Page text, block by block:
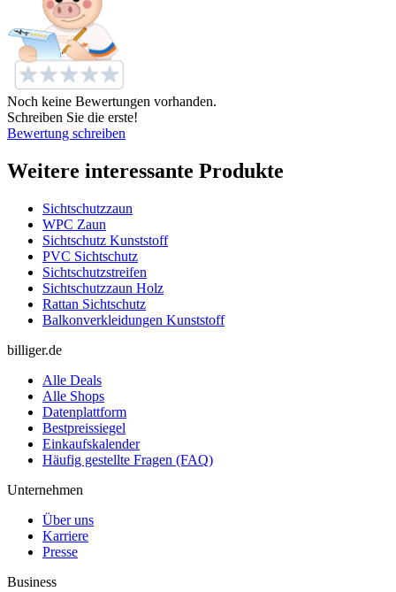
Noch keine Bewertungen vorhanden.
Schreiben Sie die erste!
Bewertung schreiben
Weitere interessante Produkte
Sichtschutzzaun
WPC Zaun
Sichtschutz Kunststoff
PVC Sichtschutz
Sichtschutzstreifen
Sichtschutzzaun Holz
Rattan Sichtschutz
Balkonverkleidungen Kunststoff
billiger.de
Alle Deals
Alle Shops
Datenplattform
Bestpreissiegel
Einkaufskalender
Häufig gestellte Fragen (FAQ)
Unternehmen
Über uns
Karriere
Presse
Business